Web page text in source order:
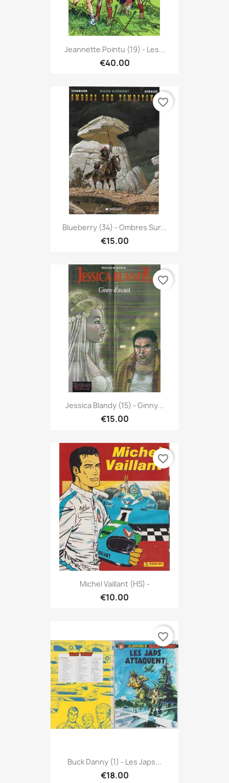
Jeannette Pointu (19) - Les...
€40.00
Blueberry (34) - Ombres Sur...
€15.00
favorite_border
Jessica Blandy (15) - Ginny...
€15.00
favorite_border
Michel Vaillant (HS) -
€10.00
favorite_border
Buck Danny (1) - Les Japs...
€18.00
favorite_border